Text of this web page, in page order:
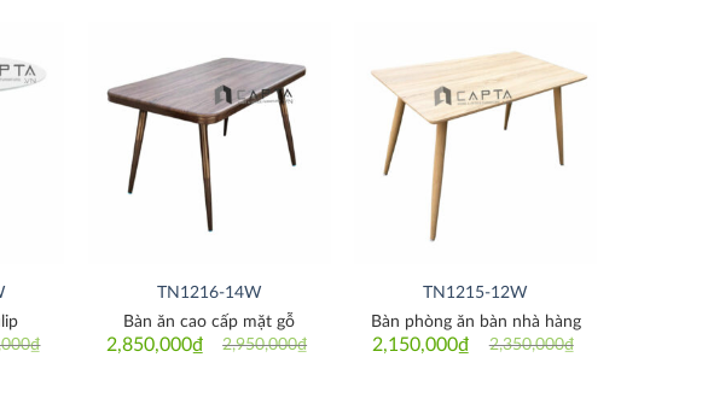
₫
Thích
TN1216-14W
2,950,000₫
Original
2,850,000₫
Current
Bàn ăn cao cấp mặt gỗ
Thích
TN1215-12W
2,350,000₫
Original
2,150,000₫
Current
Bàn phòng ăn bàn nhà hàng